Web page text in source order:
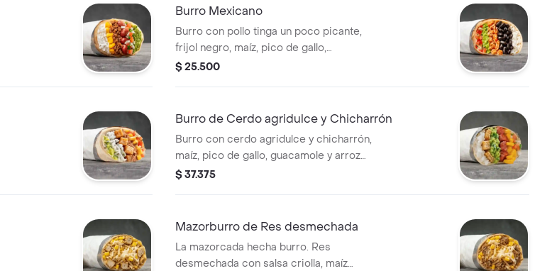
Burro Mexicano
Burro con pollo tinga un poco picante,
frijol negro, maíz, pico de gallo,
guacamole y arroz blanco en tortilla de
$ 25.500
Burro de Cerdo agridulce y Chicharrón
Burro con cerdo agridulce y chicharrón,
maíz, pico de gallo, guacamole y arroz
blanco en tortilla de harina de trigo *
$ 37.375
Mazorburro de Res desmechada
La mazorcada hecha burro. Res
desmechada con salsa criolla, maíz